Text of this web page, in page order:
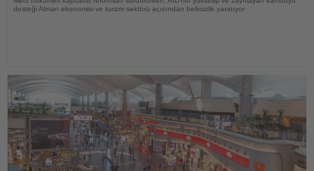
desteği Alman ekonomisi ve turizm sektörü açısından belirsizlik yaratıyor